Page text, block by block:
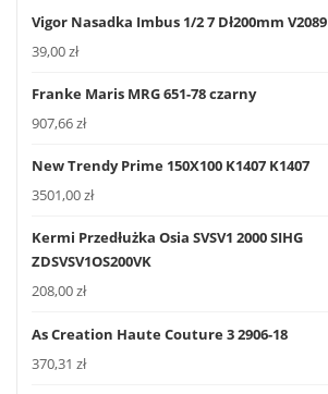
Vigor Nasadka Imbus 1/2 7 Dł200mm V2089
39,00zł
Franke Maris MRG 651-78 czarny
907,66zł
New Trendy Prime 150X100 K1407 K1407
3501,00zł
Kermi Przedłużka Osia SVSV1 2000 SIHG
ZDSVSV1OS200VK
208,00zł
As Creation Haute Couture 3 2906-18
370,31 zł